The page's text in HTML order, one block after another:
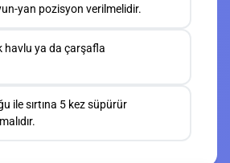
yan pozisyon verilmelidir.
havlu ya da çarşafla
ile sırtına 5 kez süpürür